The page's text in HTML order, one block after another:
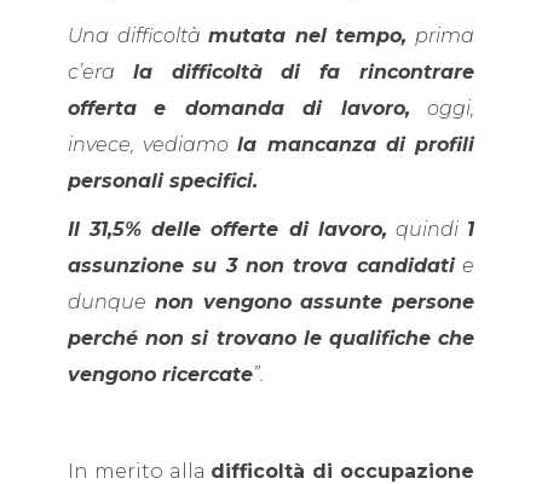
Una difficoltàmutata nel tempo, prima
c’era la difficoltà di fa rincontrare
offerta
e domanda di lavoro, oggi,
invece, vediamola mancanza di profili
personali specifici.
Il 31,5% delle offerte di lavoro, quindi 1
assunzione su 3 non trova candidatie
dunque non vengono assunte persone
perché non si trovano le qualifiche che
vengono ricercate”.
In merito alla difficoltà di occupazione